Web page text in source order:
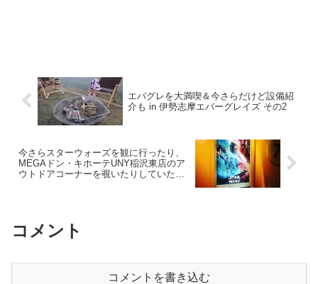
エバグレを大満喫＆今さらだけど設備紹
介も in 伊勢志摩エバーグレイズ その2
今さらスターウォーズを観に行ったり、
MEGAドン・キホーテUNY稲沢東店のア
ウトドアコーナーを覗いたりしていた休
コメント
コメントを書き込む